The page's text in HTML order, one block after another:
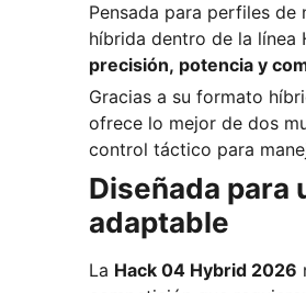
Pensada para perfiles de
híbrida dentro de la línea
precisión, potencia y
Gracias a su formato
ofrece lo mejor de dos
control táctico para
Diseñada para
adaptable
La Hack 04 Hybrid 2026